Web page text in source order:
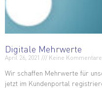
Digitale Mehrwerte
April 26, 2021 Keine Kommentare
Wir schaffen Mehrwerte für
jetzt im Kundenportal